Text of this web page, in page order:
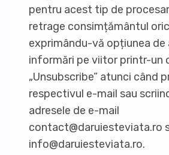
pentru acest tip de
retrage consimțământul
exprimându-vă opțiunea de
informări pe viitor printr-un
„Unsubscribe” atunci când
respectivul e-mail sau
adresele de e-mail
contact@daruiesteviata.ro
info@daruiesteviata.ro.